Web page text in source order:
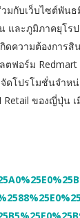
มกับเว็บไซต์พัน
และภูมิภาคยุโร
ดความต้องการ
ฟอร์ม Redmart
ดโปรโมชั่นจำห
Retail ของญี่ปุ่น